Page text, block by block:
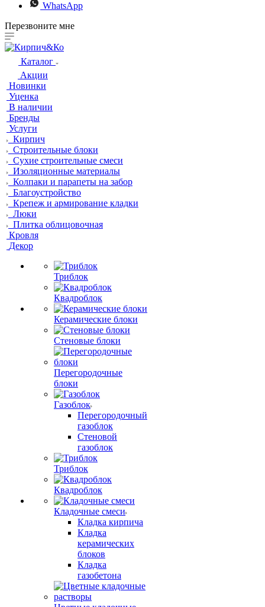
WhatsApp
Перезвоните мне
Каталог
Акции
Новинки
Уценка
В наличии
Бренды
Услуги
Кирпич
Строительные блоки
Сухие строительные смеси
Изоляционные материалы
Колпаки и парапеты на забор
Благоустройство
Крепеж и армирование кладки
Люки
Плитка облицовочная
Кровля
Декор
Триблок
Квадроблок
Керамические блоки
Стеновые блоки
Перегородочные
блоки
Газоблок
Перегородочный
газоблок
Стеновой
газоблок
Триблок
Квадроблок
Кладочные смеси
Кладка кирпича
Кладка
керамических
блоков
Кладка
газобетона